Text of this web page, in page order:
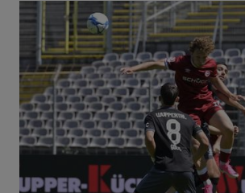
WSV: Übertragung im Barmer Bahnhof